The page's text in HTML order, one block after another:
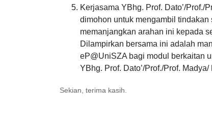
Kerjasama YBhg. Prof. Dato’/Prof./
dimohon untuk mengambil tindakan
memanjangkan arahan ini kepada
Dilampirkan bersama ini adalah
eP@UniSZA bagi modul berkaitan
YBhg. Prof. Dato’/Prof./Prof. Madya/
Sekian, terima kasih.